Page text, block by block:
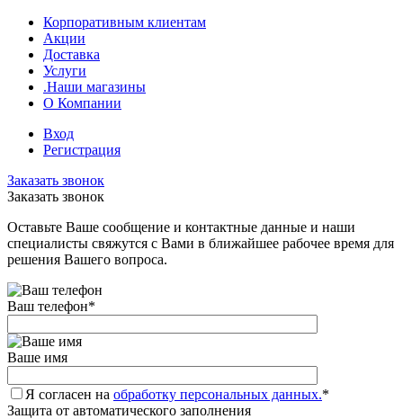
Корпоративным клиентам
Акции
Доставка
Услуги
.Наши магазины
О Компании
Вход
Регистрация
Заказать звонок
Заказать звонок
Оставьте Ваше сообщение и контактные данные и наши
специалисты свяжутся с Вами в ближайшее рабочее время для
решения Вашего вопроса.
Ваш телефон*
Ваше имя
Я согласен на обработку персональных данных.*
Защита от автоматического заполнения